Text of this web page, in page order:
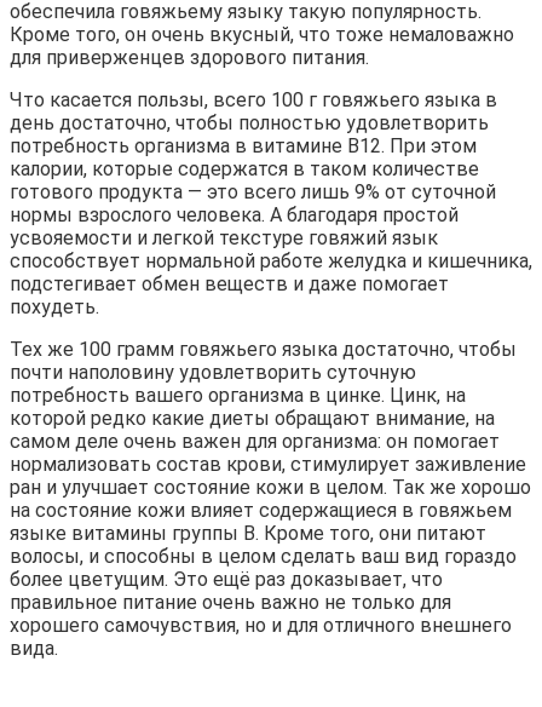
обеспечила говяжьему языку такую популярность.
Кроме того, он очень вкусный, что тоже немаловажно
для приверженцев здорового питания.
Что касается пользы, всего 100 г говяжьего языка в
день достаточно, чтобы полностью удовлетворить
потребность организма в витамине В12. При этом
калории, которые содержатся в таком количестве
готового продукта — это всего лишь 9% от суточной
нормы взрослого человека. А благодаря простой
усвояемости и легкой текстуре говяжий язык
способствует нормальной работе желудка и кишечника,
подстегивает обмен веществ и даже помогает
похудеть.
Тех же 100 грамм говяжьего языка достаточно, чтобы
почти наполовину удовлетворить суточную
потребность вашего организма в цинке. Цинк, на
которой редко какие диеты обращают внимание, на
самом деле очень важен для организма: он помогает
нормализовать состав крови, стимулирует заживление
ран и улучшает состояние кожи в целом. Так же хорошо
на состояние кожи влияет содержащиеся в говяжьем
языке витамины группы B. Кроме того, они питают
волосы, и способны в целом сделать ваш вид гораздо
более цветущим. Это ещё раз доказывает, что
правильное питание очень важно не только для
хорошего самочувствия, но и для отличного внешнего
вида.